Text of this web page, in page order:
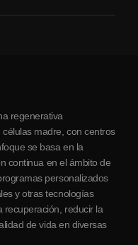
regenerativa
madre, con centros
se basa en la
continua en el ámbito de
personalizados
y otras tecnologías
recuperación, reducir la
de vida en diversas